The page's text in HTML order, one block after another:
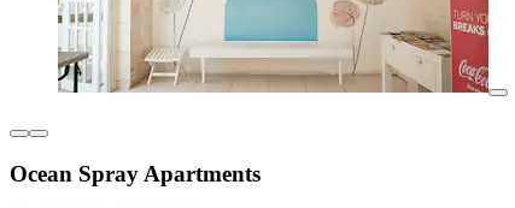
Ocean Spray Apartments